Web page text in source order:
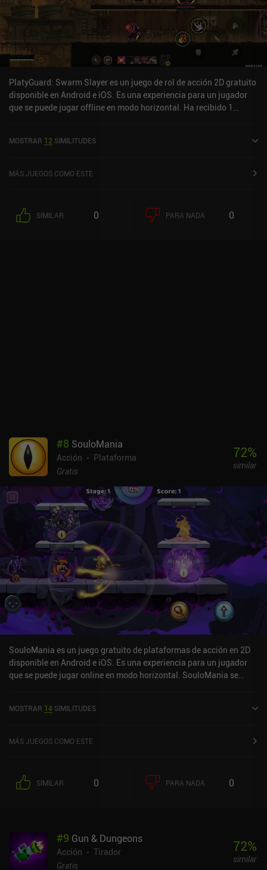
PlatyGuard: Swarm Slayer es un juego de rol de acción 2D gratuito
disponible en Android e iOS. Es una experiencia para un jugador
que se puede jugar offline en modo horizontal. Ha recibido 1
valoración actual de 4,8 sobre 5,0 en Google Play y de 4,8 sobre 5,0
MOSTRAR 12 SIMILITUDES
MÁS JUEGOS COMO ESTE
SIMILAR 0 PARA NADA 0
#8 SouloMania
Acción
Plataforma
Gratis
72%
similar
SouloMania es un juego gratuito de plataformas de acción en 2D
disponible en Android e iOS. Es una experiencia para un jugador
que se puede jugar online en modo horizontal. SouloMania se
MOSTRAR 14 SIMILITUDES
MÁS JUEGOS COMO ESTE
SIMILAR 0 PARA NADA 0
#9 Gun & Dungeons
Acción
Tirador
Gratis
72%
similar